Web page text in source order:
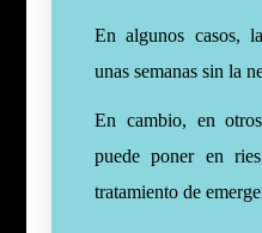
En algunos casos,
unas semanas sin la
En cambio, en
puede poner en
tratamiento de